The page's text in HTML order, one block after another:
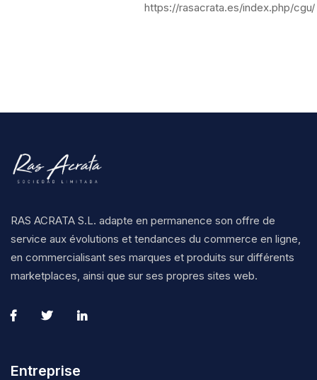
https://rasacrata.es/index.php/cgu/
RAS ACRATA S.L. adapte en permanence son offre de
service aux évolutions et tendances du commerce en ligne,
en commercialisant ses marques et produits sur différents
marketplaces, ainsi que sur ses propres sites web.
Entreprise